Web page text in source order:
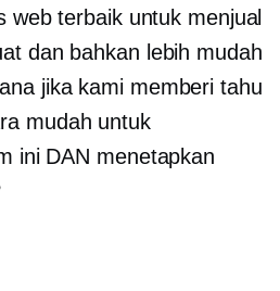
web terbaik untuk menjual
dan bahkan lebih mudah
jika kami memberi tahu
mudah untuk
ini DAN menetapkan